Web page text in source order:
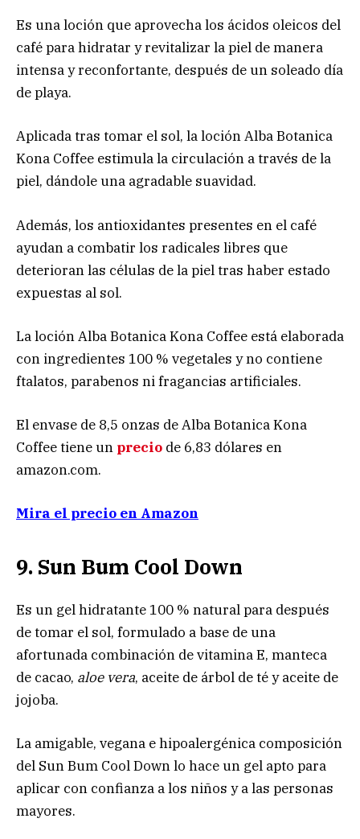
Es una loción que aprovecha los ácidos oleicos del
café para hidratar y revitalizar la piel de manera
intensa y reconfortante, después de un soleado día
de playa.
Aplicada tras tomar el sol, la loción Alba Botanica
Kona Coffee estimula la circulación a través de la
piel, dándole una agradable suavidad.
Además, los antioxidantes presentes en el café
ayudan a combatir los radicales libres que
deterioran las células de la piel tras haber estado
expuestas al sol.
La loción Alba Botanica Kona Coffee está elaborada
con ingredientes 100 % vegetales y no contiene
ftalatos, parabenos ni fragancias artificiales.
El envase de 8,5 onzas de Alba Botanica Kona
Coffee tiene un precio de 6,83 dólares en
amazon.com.
Mira el precio en Amazon
9. Sun Bum Cool Down
Es un gel hidratante 100 % natural para después
de tomar el sol, formulado a base de una
afortunada combinación de vitamina E, manteca
de cacao, aloe vera, aceite de árbol de té y aceite de
jojoba.
La amigable, vegana e hipoalergénica composición
del Sun Bum Cool Down lo hace un gel apto para
aplicar con confianza a los niños y a las personas
mayores.